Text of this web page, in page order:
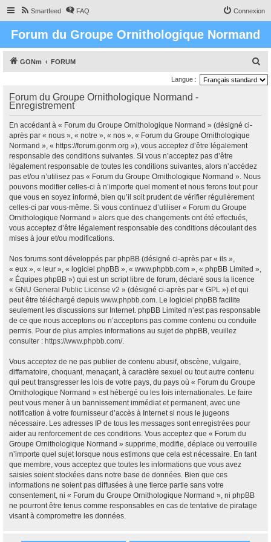
Smartfeed FAQ Connexion
Forum du Groupe Ornithologique Normand
GONm FORUM
e
Langue :
Forum du Groupe Ornithologique Normand -
Enregistrement
En accédant à « Forum du Groupe Ornithologique Normand » (désigné ci-
après par « nous », « notre », « nos », « Forum du Groupe Ornithologique
Normand », « https://forum.gonm.org »), vous acceptez d’être légalement
responsable des conditions suivantes. Si vous n’acceptez pas d’être
légalement responsable de toutes les conditions suivantes, alors n’accédez
pas et/ou n’utilisez pas « Forum du Groupe Ornithologique Normand ». Nous
pouvons modifier celles-ci à n’importe quel moment et nous ferons tout pour
que vous en soyez informé, bien qu’il soit prudent de vérifier régulièrement
celles-ci par vous-même. Si vous continuez d’utiliser « Forum du Groupe
Ornithologique Normand » alors que des changements ont été effectués,
vous acceptez d’être légalement responsable des conditions découlant des
mises à jour et/ou modifications.
Nos forums sont développés par phpBB (désigné ci-après par « ils »,
« eux », « leur », « logiciel phpBB », « www.phpbb.com », « phpBB Limited »,
« Équipes phpBB ») qui est un script libre de forum, déclaré sous la licence
« GNU General Public License v2 » (désigné ci-après par « GPL ») et qui
peut être téléchargé depuis www.phpbb.com. Le logiciel phpBB facilite
seulement les discussions sur Internet. phpBB Limited n’est pas responsable
de ce que nous acceptons ou n’acceptons pas comme contenu ou conduite
permis. Pour de plus amples informations au sujet de phpBB, veuillez
consulter : https://www.phpbb.com/.
Vous acceptez de ne pas publier de contenu abusif, obscène, vulgaire,
diffamatoire, choquant, menaçant, à caractère sexuel ou tout autre contenu
qui peut transgresser les lois de votre pays, du pays où « Forum du Groupe
Ornithologique Normand » est hébergé ou les lois internationales. Le faire
peut vous mener à un bannissement immédiat et permanent, avec une
notification à votre fournisseur d’accès à Internet si nous le jugeons
nécessaire. Les adresses IP de tous les messages sont enregistrées pour
aider au renforcement de ces conditions. Vous acceptez que « Forum du
Groupe Ornithologique Normand » supprime, modifie, déplace ou verrouille
n’importe quel sujet lorsque nous estimons que cela est nécessaire. En tant
que membre, vous acceptez que toutes les informations que vous avez
saisies soient stockées dans notre base de données. Bien que ces
informations ne soient pas diffusées à une tierce partie sans votre
consentement, ni « Forum du Groupe Ornithologique Normand », ni phpBB
ne pourront être tenus comme responsables en cas de tentative de piratage
visant à compromettre les données.